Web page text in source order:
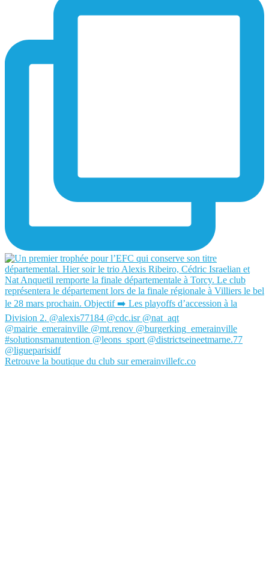
Retrouve la boutique du club sur emerainvillefc.co